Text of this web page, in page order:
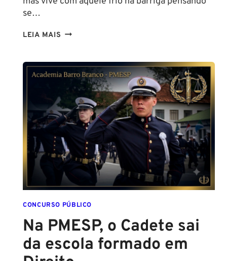
se…
LEIA MAIS TENHO
SER
POLICIAL?
DESCUBRA
AS
NOVAS
REGRAS!
ALTURA
MÍNIMA
PARA
CONCURSO
POLICIAL:
CONCURSO PÚBLICO
Na PMESP, o Cadete sai
da escola formado em